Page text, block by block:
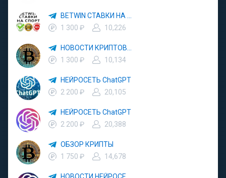
1 300 ₽
10,226
1 300 ₽
10,134
НЕЙРОСЕТЬ ChatGPT
2 200 ₽
20,105
НЕЙРОСЕТЬ ChatGPT
2 200 ₽
20,388
ОБЗОР КРИПТЫ
1 750 ₽
14,678